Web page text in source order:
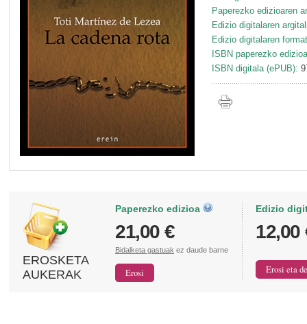
Paperezko edizioaren
Edizio digitalaren
Edizio digitalaren
ISBN paperezko
ISBN digitala (ePUB):
EROSKETA
AUKERAK
Paperezko edizioa
21,00 €
Bidalketa gastuak ez daude barne
Edizio
12,00